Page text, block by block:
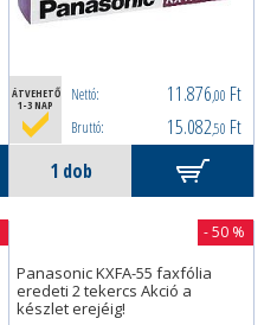
ÁTVEHETŐ
1-3 NAP
Nettó: 11.876,00 Ft
Bruttó: 15.082,50 Ft
- 50 %
Panasonic KXFA-55 faxfólia
eredeti 2 tekercs Akció a
készlet erejéig!